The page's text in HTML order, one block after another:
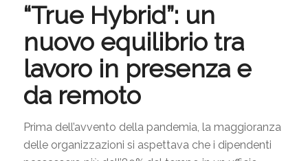
“True Hybrid”: un
nuovo equilibrio tra
lavoro in presenza e
da remoto
Prima dell’avvento della pandemia, la maggioranza
delle organizzazioni si aspettava che i dipendenti